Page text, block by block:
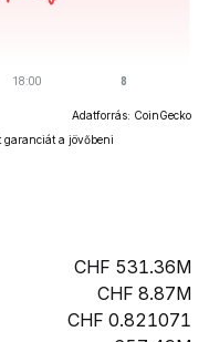
Adatforrás: CoinGecko
a jövőbeni
531.36M
8.87M
0.821071